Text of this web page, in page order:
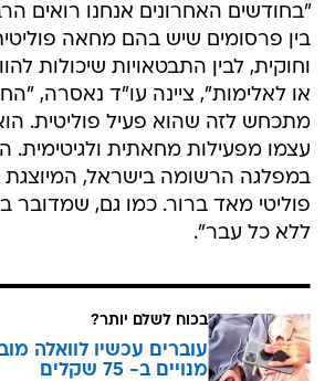
"בחודשים האחרונים אנחנו רואים
בין פרסומים שיש בהם מחאה
וחוקית, לבין התבטאויות שיכולות
או לאלימות", ציינה עו"ד נאסרה,
מתכחש לזה שהוא פעיל פוליטית.
עצמו מפעילות מחאתית ולגיטימית.
במפלגה הרשומה בישראל, המיוצגת
פוליטי מאד ברור. כמו גם, שמדובר
ללא כל עבר".
בכוח לשלם יותר?
מנויים ב- 75 שקלים